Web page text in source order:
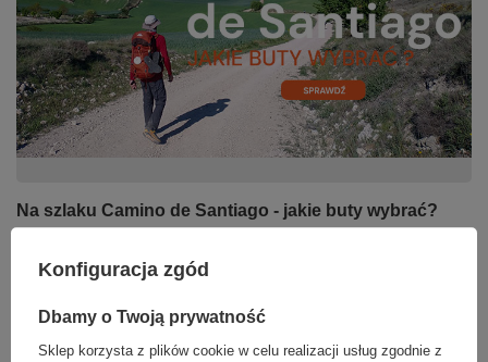
Na szlaku Camino de Santiago - jakie buty wybrać?
pielgrzym pokutuje swoimi stopami. Według mnie
dobrze” oraz braniu pierwszych lepszych butów, nie
jest najlepszym pomysłem. Nawet mały pęcherz może
Konfiguracja zgód
Dbamy o Twoją prywatność
Sklep korzysta z plików cookie w celu realizacji usług zgodnie z